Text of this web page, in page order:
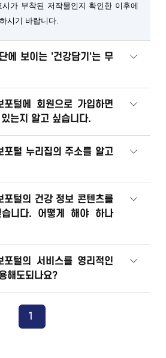
시가 부착된 저작물인지 확인한 이후에
시기 바랍니다.
에 보이는 '건강담기'는 무
포털에 회원으로 가입하면
는지 알고 싶습니다.
포털 누리집의 주소를 알고
포털의 건강 정보 콘텐츠를
습니다. 어떻게 해야 하나
포털의 서비스를 영리적인
해도되나요?
1